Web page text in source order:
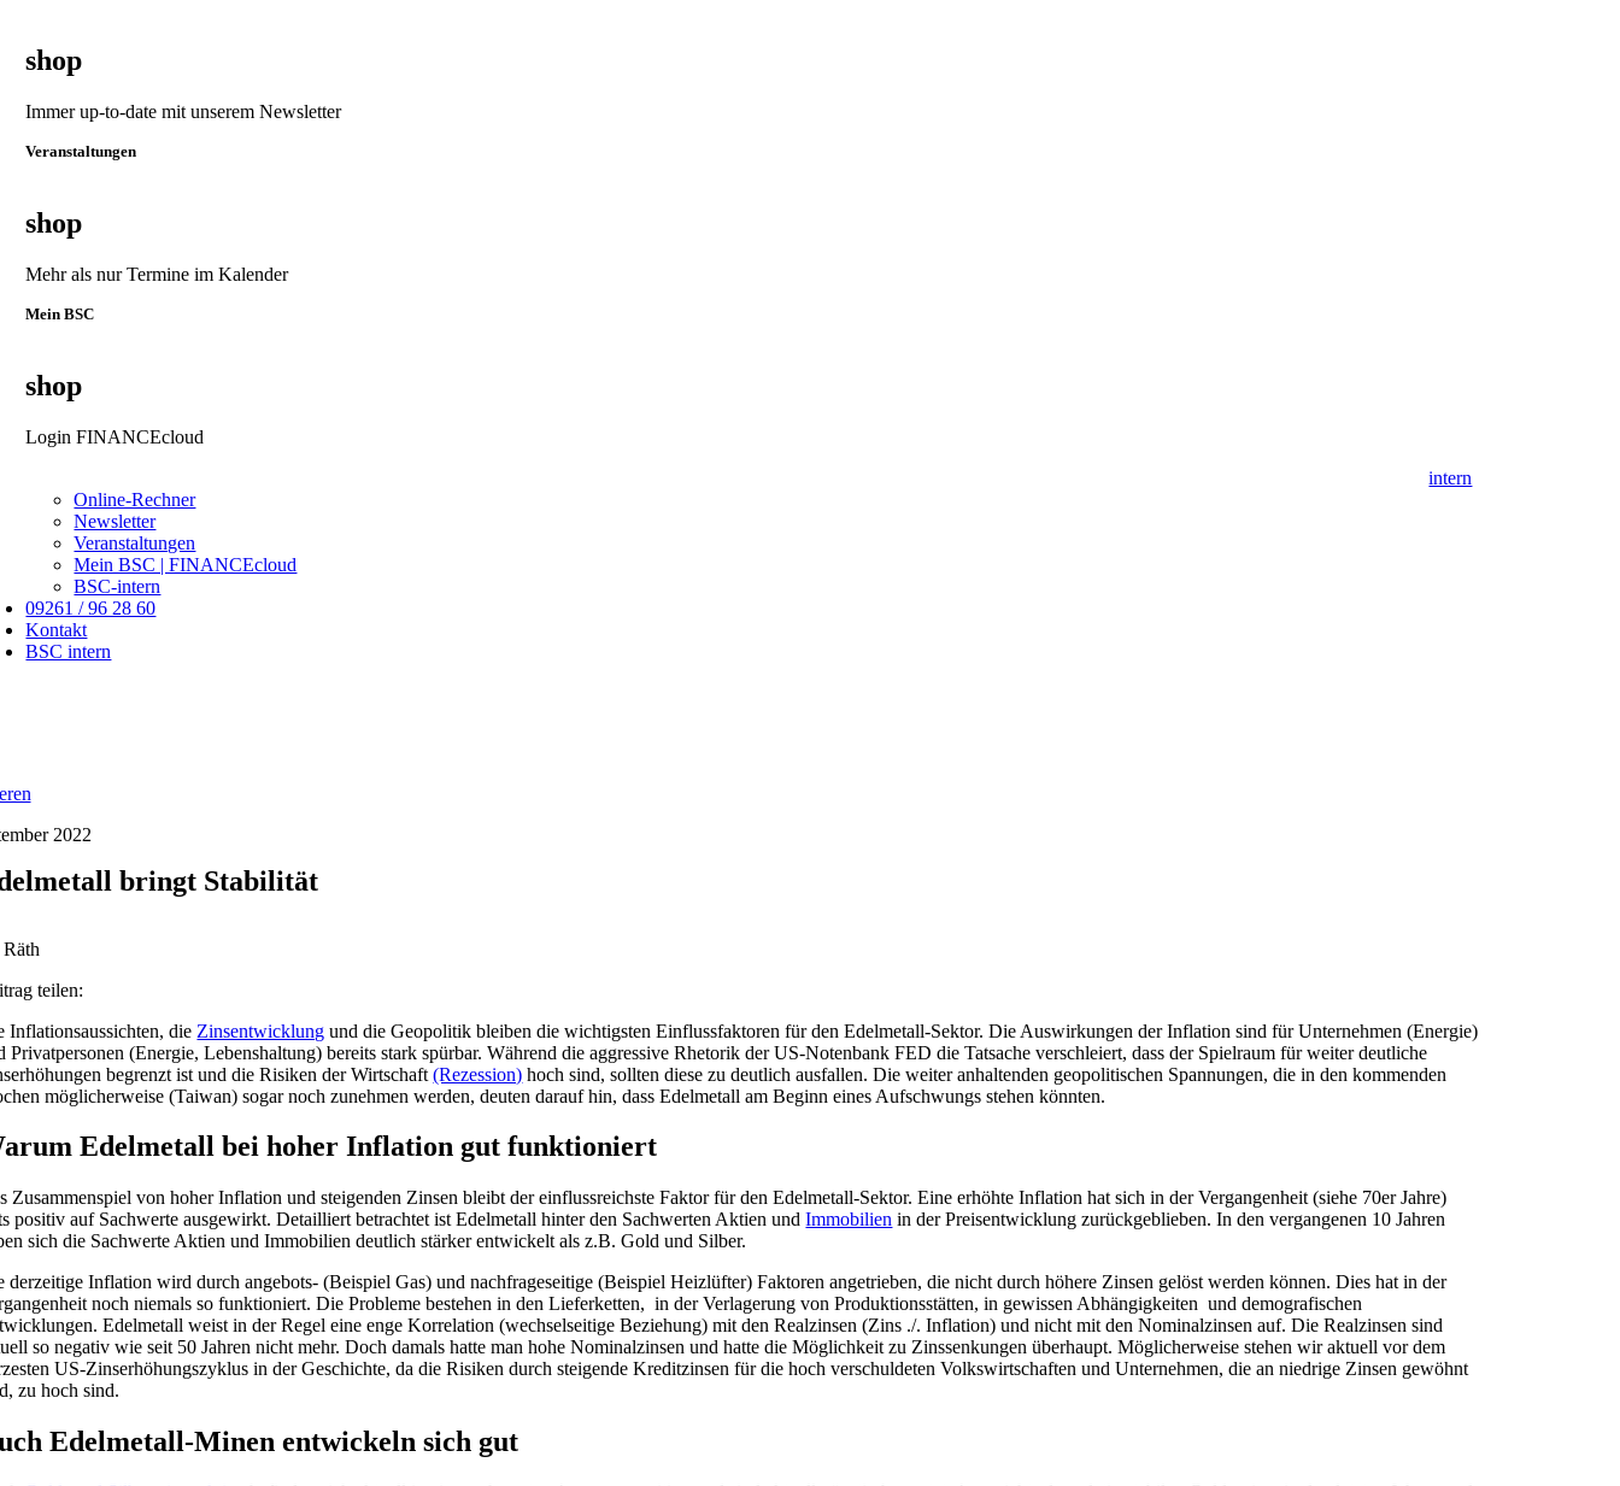
shop
Immer up-to-date mit unserem Newsletter
Veranstaltungen
shop
Mehr als nur Termine im Kalender
Mein BSC
shop
Login FINANCEcloud
intern
Online-Rechner
Newsletter
Veranstaltungen
Mein BSC | FINANCEcloud
BSC-intern
09261 / 96 28 60
Kontakt
BSC intern
2022
bringt Stabilität
teilen:
Inflationsaussichten, die Zinsentwicklung und die Geopolitik bleiben die wichtigsten Einflussfaktoren für den Edelmetall-Sektor. Die Auswirkungen der Inflation sind für Unternehmen (Energie)
Privatpersonen (Energie, Lebenshaltung) bereits stark spürbar. Während die aggressive Rhetorik der US-Notenbank FED die Tatsache verschleiert, dass der Spielraum für weiter deutliche
begrenzt ist und die Risiken der Wirtschaft(Rezession) hoch sind, sollten diese zu deutlich ausfallen. Die weiter anhaltenden geopolitischen Spannungen, die in den kommenden
möglicherweise (Taiwan) sogar noch zunehmen werden, deuten darauf hin, dass Edelmetall am Beginn eines Aufschwungs stehen könnten.
Edelmetall bei hoher Inflation gut funktioniert
Zusammenspiel von hoher Inflation und steigenden Zinsen bleibt der einflussreichste Faktor für den Edelmetall-Sektor. Eine erhöhte Inflation hat sich in der Vergangenheit (siehe 70er Jahre)
positiv auf Sachwerte ausgewirkt. Detailliert betrachtet ist Edelmetall hinter den Sachwerten Aktien undImmobilien in der Preisentwicklung zurückgeblieben. In den vergangenen 10 Jahren
sich die Sachwerte Aktien und Immobilien deutlich stärker entwickelt als z.B. Gold und Silber.
derzeitige Inflation wird durch angebots- (Beispiel Gas) und nachfrageseitige (Beispiel Heizlüfter) Faktoren angetrieben, die nicht durch höhere Zinsen gelöst werden können. Dies hat in der
noch niemals so funktioniert. Die Probleme bestehen in den Lieferketten, in der Verlagerung von Produktionsstätten, in gewissen Abhängigkeiten und demografischen
Edelmetall weist in der Regel eine enge Korrelation (wechselseitige Beziehung) mit den Realzinsen (Zins ./. Inflation) und nicht mit den Nominalzinsen auf. Die Realzinsen sind
so negativ wie seit 50 Jahren nicht mehr. Doch damals hatte man hohe Nominalzinsen und hatte die Möglichkeit zu Zinssenkungen überhaupt. Möglicherweise stehen wir aktuell vor dem
US-Zinserhöhungszyklus in der Geschichte, da die Risiken durch steigende Kreditzinsen für die hoch verschuldeten Volkswirtschaften und Unternehmen, die an niedrige Zinsen gewöhnt
zu hoch sind.
Edelmetall-Minen entwickeln sich gut